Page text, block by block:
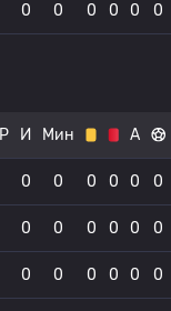
0 0 0 0 0 0
И Мин А
0 0 0 0 0 0
0 0 0 0 0 0
0 0 0 0 0 0